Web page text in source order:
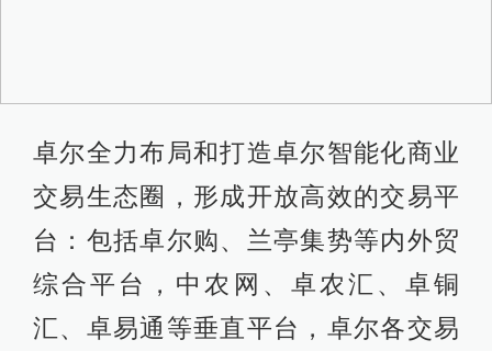
卓尔全力布局和打造卓尔智能化商业
交易生态圈，形成开放高效的交易平
台：包括卓尔购、兰亭集势等内外贸
综合平台，中农网、卓农汇、卓铜
汇、卓易通等垂直平台，卓尔各交易